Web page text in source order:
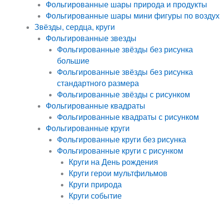
Фольгированные шары природа и продукты
Фольгированные шары мини фигуры по воздух
Звёзды, сердца, круги
Фольгированные звезды
Фольгированные звёзды без рисунка
большие
Фольгированные звёзды без рисунка
стандартного размера
Фольгированные звёзды с рисунком
Фольгированные квадраты
Фольгированные квадраты с рисунком
Фольгированные круги
Фольгированные круги без рисунка
Фольгированные круги с рисунком
Круги на День рождения
Круги герои мультфильмов
Круги природа
Круги событие